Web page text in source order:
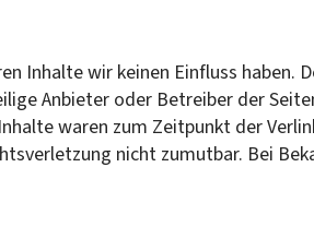
Inhalte wir keinen Einfluss haben.
Anbieter oder Betreiber der
waren zum Zeitpunkt der
nicht zumutbar. Bei